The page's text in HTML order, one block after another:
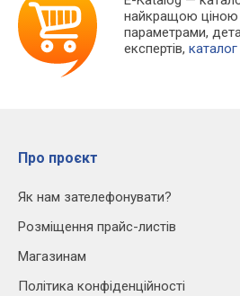
найкращою ціною
параметрами,
експертів,
Про проєкт
Як нам зателефонувати?
Розміщення прайс-листів
Магазинам
Політика конфіденційності